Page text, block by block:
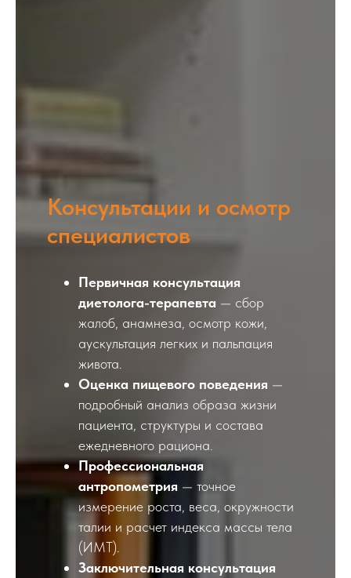
Консультации и осмотр
специалистов
Первичная консультация
диетолога-терапевта — сбор
жалоб, анамнеза, осмотр кожи,
аускультация легких и пальпация
живота.
Оценка пищевого поведения —
подробный анализ образа жизни
пациента, структуры и состава
ежедневного рациона.
Профессиональная
антропометрия — точное
измерение роста, веса, окружности
талии и расчет индекса массы тела
(ИМТ).
Заключительная консультация